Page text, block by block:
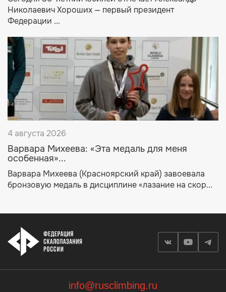
Николаевич Хороших — первый президент
Федерации ...
4 августа 2026
Варвара Михеева: «Эта медаль для меня
особенная»...
Варвара Михеева (Красноярский край) завоевала
бронзовую медаль в дисциплине «лазание на скор...
info@rusclimbing.ru